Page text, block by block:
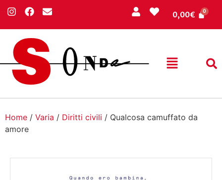
0,00€
Home / Varia / Diritti civili / Qualcosa camuffato da
amore